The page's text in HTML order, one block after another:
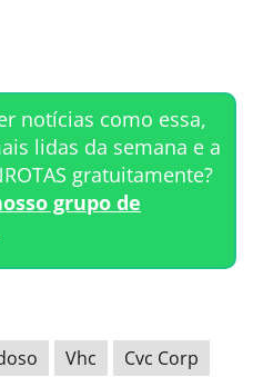
notícias como essa,
lidas da semana e a
gratuitamente?
grupo de
Vhc Cvc Corp